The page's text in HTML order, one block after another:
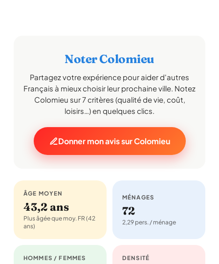
Noter Colomieu
Partagez votre expérience pour aider d'autres
Français à mieux choisir leur prochaine ville. Notez
Colomieu sur 7 critères (qualité de vie, coût,
loisirs…) en quelques clics.
Donner mon avis sur Colomieu
ÂGE MOYEN
43,2 ans
Plus âgée que moy. FR (42
ans)
MÉNAGES
72
2,29 pers. / ménage
HOMMES / FEMMES DENSITÉ